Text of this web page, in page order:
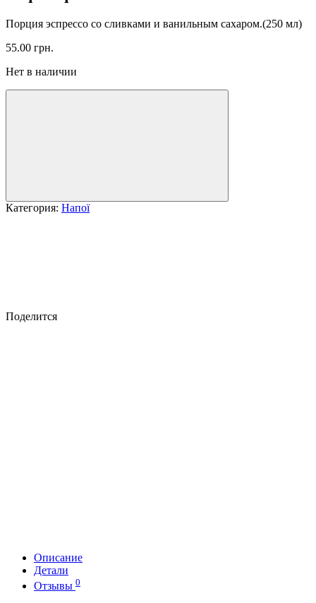
Порция эспрессо со сливками и ванильным сахаром.(250 мл)
55.00 грн.
Нет в наличии
Категория: Напої
Поделится
Описание
Детали
Отзывы 0